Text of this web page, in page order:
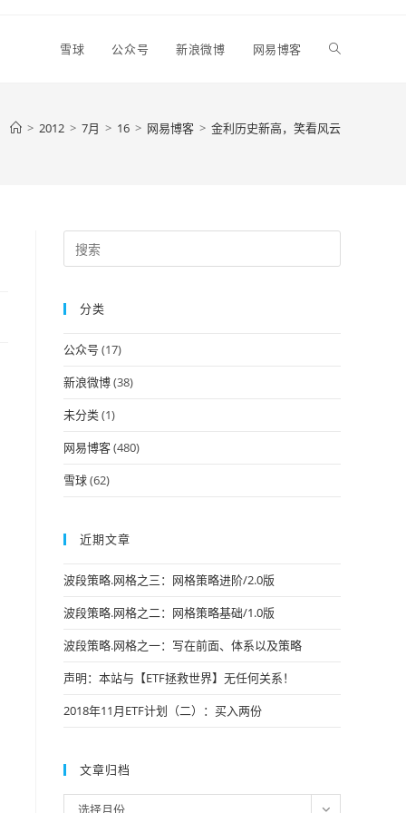
雪球 公众号 新浪微博 网易博客 Toggle
> 2012 > 7月 > 16 > 网易博客 > 金利历史新高，笑看风云
Escape
分类
公众号 (17)
新浪微博(38)
未分类(1)
网易博客(480)
雪球(62)
近期文章
波段策略.网格之三：网格策略进阶/2.0版
波段策略.网格之二：网格策略基础/1.0版
波段策略.网格之一：写在前面、体系以及策略
声明：本站与【ETF拯救世界】无任何关系！
2018年11月ETF计划（二）：买入两份
文章归档
选择月份